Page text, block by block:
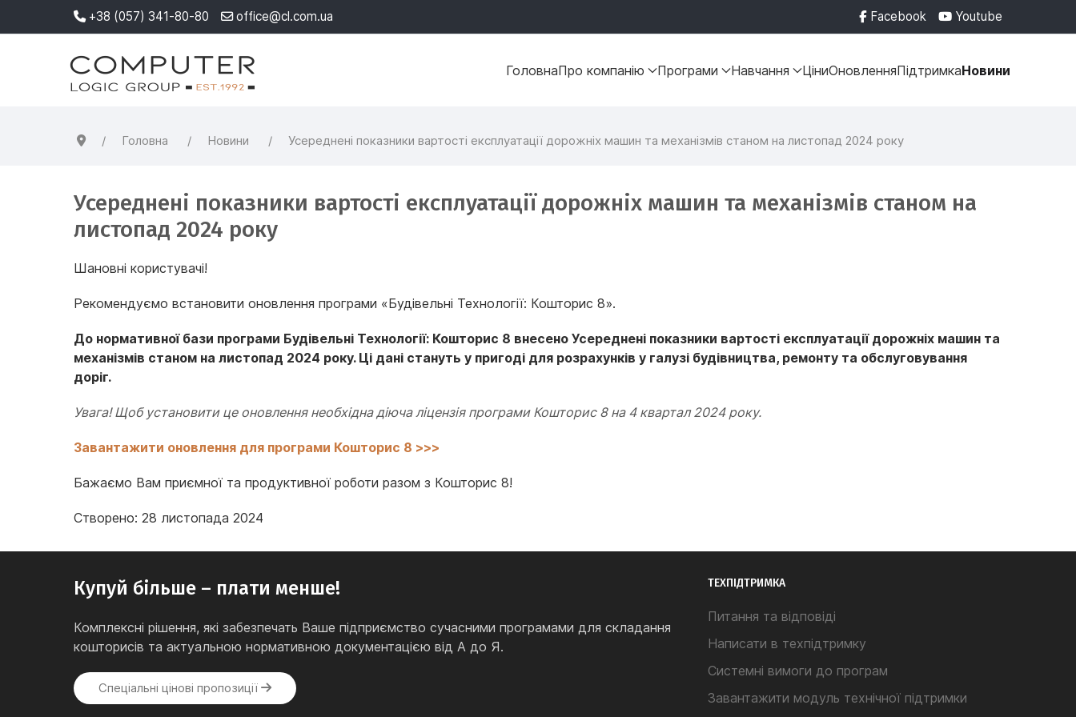
+38 (057) 341-80-80 office@cl.com.ua Facebook Youtube
ГоловнаПро компанію Програми Навчання ЦіниОновленняПідтримкаНовини
Головна Новини Усереднені показники вартості експлуатації дорожніх машин та механізмів станом на листопад 2024 року
Усереднені показники вартості експлуатації дорожніх машин та механізмів станом на
листопад 2024 року
Шановні користувачі!
Рекомендуємо встановити оновлення програми «Будівельні Технології: Кошторис 8».
До нормативної бази програми Будівельні Технології: Кошторис 8 внесено Усереднені показники вартості експлуатації дорожніх машин та
механізмів станом на листопад 2024 року. Ці дані стануть у пригоді для розрахунків у галузі будівництва, ремонту та обслуговування
доріг.
Увага! Щоб установити це оновлення необхідна діюча ліцензія програми Кошторис 8 на 4 квартал 2024 року.
Завантажити оновлення для програми Кошторис 8 >>>
Бажаємо Вам приємної та продуктивної роботи разом з Кошторис 8!
Створено: 28 листопада 2024
Купуй більше – плати менше!
Комплексні рішення, які забезпечать Ваше підприємство сучасними програмами для складання
кошторисів та актуальною нормативною документацією від А до Я.
Спеціальні цінові пропозиції
ТЕХПІДТРИМКА
Питання та відповіді
Написати в техпідтримку
Системні вимоги до програм
Завантажити модуль технічної підтримки